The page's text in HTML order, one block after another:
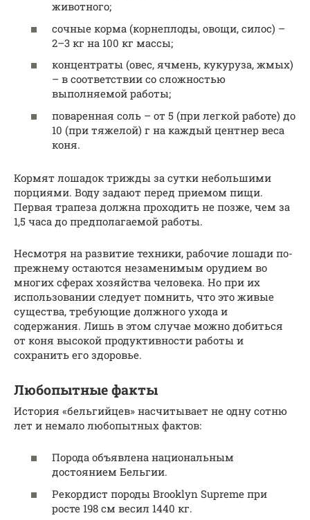
животного;
сочные корма (корнеплоды, овощи, силос) –
2–3 кг на 100 кг массы;
концентраты (овес, ячмень, кукуруза, жмых)
– в соответствии со сложностью
выполняемой работы;
поваренная соль – от 5 (при легкой работе) до
10 (при тяжелой) г на каждый центнер веса
коня.
Кормят лошадок трижды за сутки небольшими
порциями. Воду задают перед приемом пищи.
Первая трапеза должна проходить не позже, чем за
1,5 часа до предполагаемой работы.
Несмотря на развитие техники, рабочие лошади по-
прежнему остаются незаменимым орудием во
многих сферах хозяйства человека. Но при их
использовании следует помнить, что это живые
существа, требующие должного ухода и
содержания. Лишь в этом случае можно добиться
от коня высокой продуктивности работы и
сохранить его здоровье.
Любопытные факты
История «бельгийцев» насчитывает не одну сотню
лет и немало любопытных фактов:
Порода объявлена национальным
достоянием Бельгии.
Рекордист породы Brooklyn Supreme при
росте 198 см весил 1440 кг.